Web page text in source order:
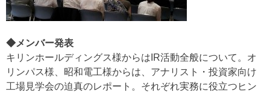
◆メンバー発表
キリンホールディングス様からはIR活動全般について。オ
リンパス様、昭和電工様からは、アナリスト・投資家向け
工場見学会の迫真のレポート。それぞれ実務に役立つヒン